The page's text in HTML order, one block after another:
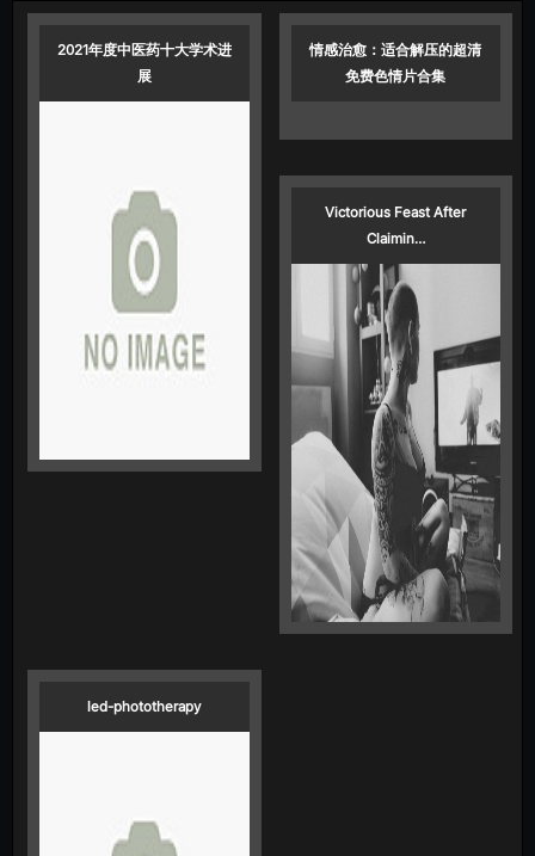
2021年度中医药十大学术进
展
情感治愈：适合解压的超清
免费色情片合集
Victorious Feast After
Claimin…
led-phototherapy